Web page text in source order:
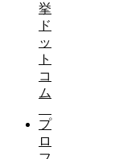
挙
ド
ッ
ト
コ
ム
プ
ロ